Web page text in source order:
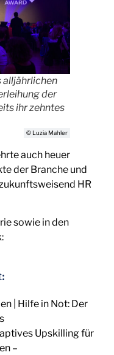
alljährlichen
der
ihr zehntes
© Luzia Mahler
auch heuer
der Branche und
HR
sowie in den
| Hilfe in Not: Der
Upskilling für
–